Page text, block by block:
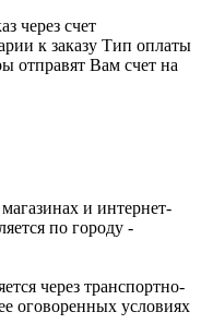
через счет
к заказу Тип оплаты
отправят Вам счет на
и интернет-
по городу -
через транспортно-
оговоренных условиях